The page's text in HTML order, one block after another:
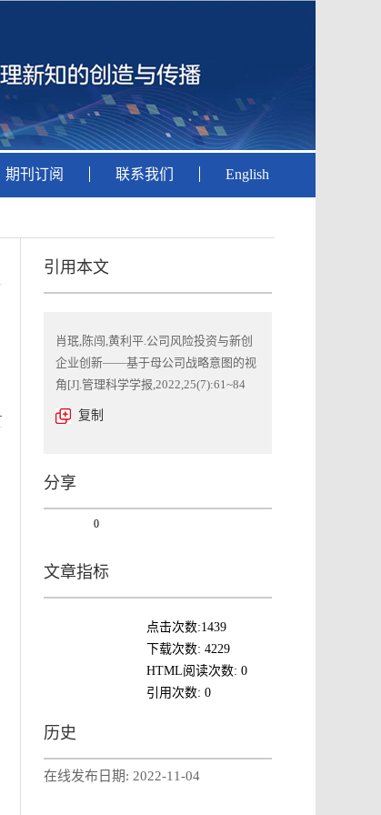
期刊订阅 联系我们 English
引用本文
肖珉,陈闯,黄利平.公司风险投资与新创
企业创新——基于母公司战略意图的视
角[J].管理科学学报,2022,25(7):61~84
复制
分享
0
文章指标
点击次数:1439
下载次数: 4229
HTML阅读次数: 0
引用次数: 0
历史
在线发布日期: 2022-11-04